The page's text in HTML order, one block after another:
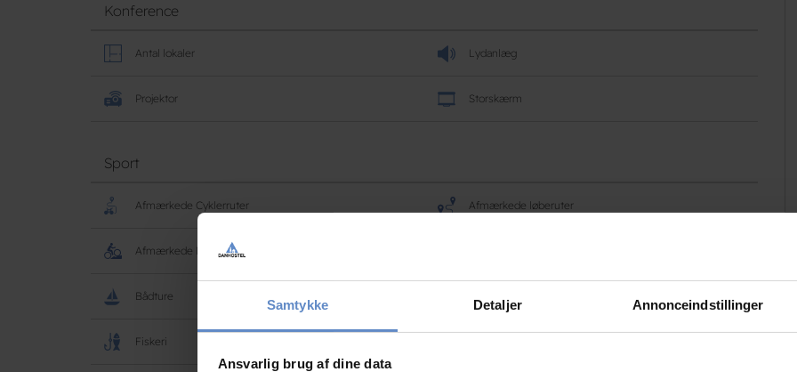
Samtykke Detaljer Annonceindstillinger
Ansvarlig brug af dine data
Konference
Antal lokaler Lydanlæg
Projektor Storskærm
Sport
Afmærkede Cyklerruter Afmærkede løberuter
Afmærkede Mountainbikeruter
Bådture
Fiskeri